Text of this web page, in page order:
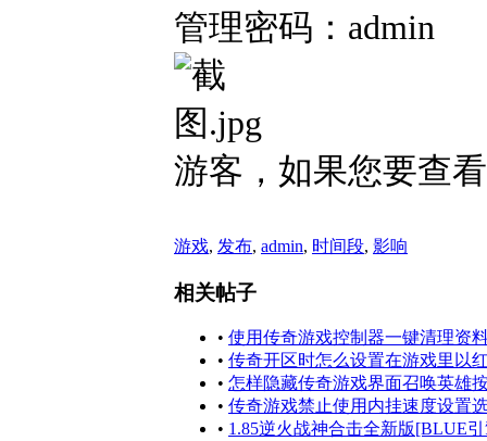
管理密码：admin
游客，如果您要查
游戏, 发布, admin, 时间段, 影响
相关帖子
• 使用传奇游戏控制器一键清理资
• 传奇开区时怎么设置在游戏里以
• 怎样隐藏传奇游戏界面召唤英雄
• 传奇游戏禁止使用内挂速度设置
• 1.85逆火战神合击全新版[BLUE